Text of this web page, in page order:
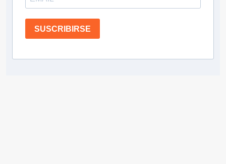
SUSCRIBIRSE